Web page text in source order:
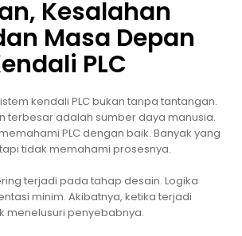
Kesalahan
Masa Depan
PLC
kendali PLC bukan tanpa tantangan.
terbesar adalah sumber daya manusia.
PLC dengan baik. Banyak yang
tidak memahami prosesnya.
terjadi pada tahap desain. Logika
minim. Akibatnya, ketika terjadi
menelusuri penyebabnya.